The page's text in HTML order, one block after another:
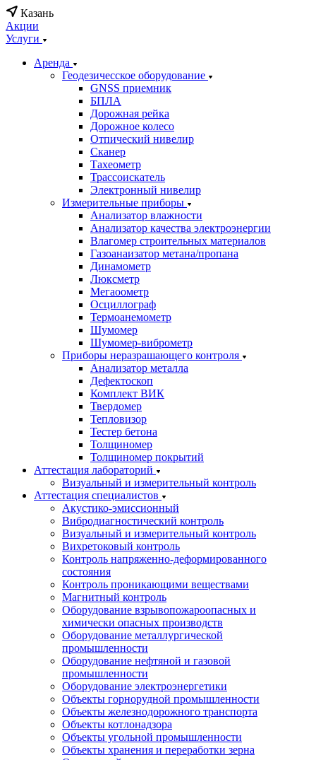
Казань
Акции
Услуги
Аренда
Геодезичесское оборудование
GNSS приемник
БПЛА
Дорожная рейка
Дорожное колесо
Отпический нивелир
Сканер
Тахеометр
Трассоискатель
Электронный нивелир
Измерительные приборы
Анализатор влажности
Анализатор качества электроэнергии
Влагомер строительных материалов
Газоанаизатор метана/пропана
Динамометр
Люксметр
Мегаоометр
Осциллограф
Термоанемометр
Шумомер
Шумомер-виброметр
Приборы неразрашающего контроля
Анализатор металла
Дефектоскоп
Комплект ВИК
Твердомер
Тепловизор
Тестер бетона
Толщиномер
Толщиномер покрытий
Аттестация лабораторий
Визуальный и измерительный контроль
Аттестация специалистов
Акустико-эмиссионный
Вибродиагностический контроль
Визуальный и измерительный контроль
Вихретоковый контроль
Контроль напряженно-деформированного
состояния
Контроль проникающими веществами
Магнитный контроль
Оборудование взрывопожароопасных и
химически опасных производств
Оборудование металлургической
промышленности
Оборудование нефтяной и газовой
промышленности
Оборудование электроэнергетики
Объекты горнорудной промышленности
Объекты железнодорожного транспорта
Объекты котлонадзора
Объекты угольной промышленности
Объекты хранения и переработки зерна